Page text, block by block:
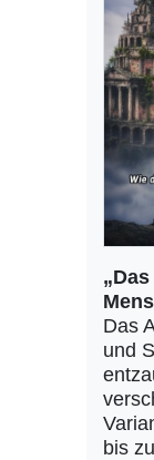
Das
und
bis